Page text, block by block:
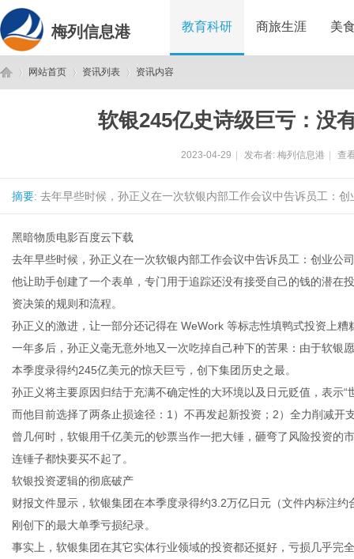
梅列信息港 教育科研 商旅生涯 美
网站首页 资讯列表 资讯内容
软银245亿史诗级巨亏：没
2023-04-29 发布者: 梅列信息港 查
摘要: 去年早些时候，孙正义在一次软银内部工作会议中告诉员工：
黑暗物质电影百度云下载
去年早些时候，孙正义在一次软银内部工作会议中告诉员工：创业公
他让助手创建了一个表单，专门用于追踪还没有接受自己的钱的潜在
资决策的规则和流程。
孙正义的激进，让一部分还记得在 WeWork 等标志性填鸭式投资上
一年多后，孙正义毫无意外地又一次吃掉自己种下的苦果：由于软银
本季度录得约245亿美元的惊天巨亏，创下集团历史之最。
孙正义将主要原因归结于充满不确定性的大环境以及日元贬值，表示
而他目前选择了两条止损途径：1）不再发起新投资；2）全力削减开
曾几何时，软银用千亿美元的钞票当作一把大锤，砸弯了风险投资的
连锤子都快要买不起了。
软银投资逻辑的彻底破产
财报文件显示，软银集团在本季度录得约3.2万亿日元（文件内标注
刚创下的最大单季亏损纪录。
事实上，软银集团在其它实体行业领域的投资都还挺好，亏损几乎完